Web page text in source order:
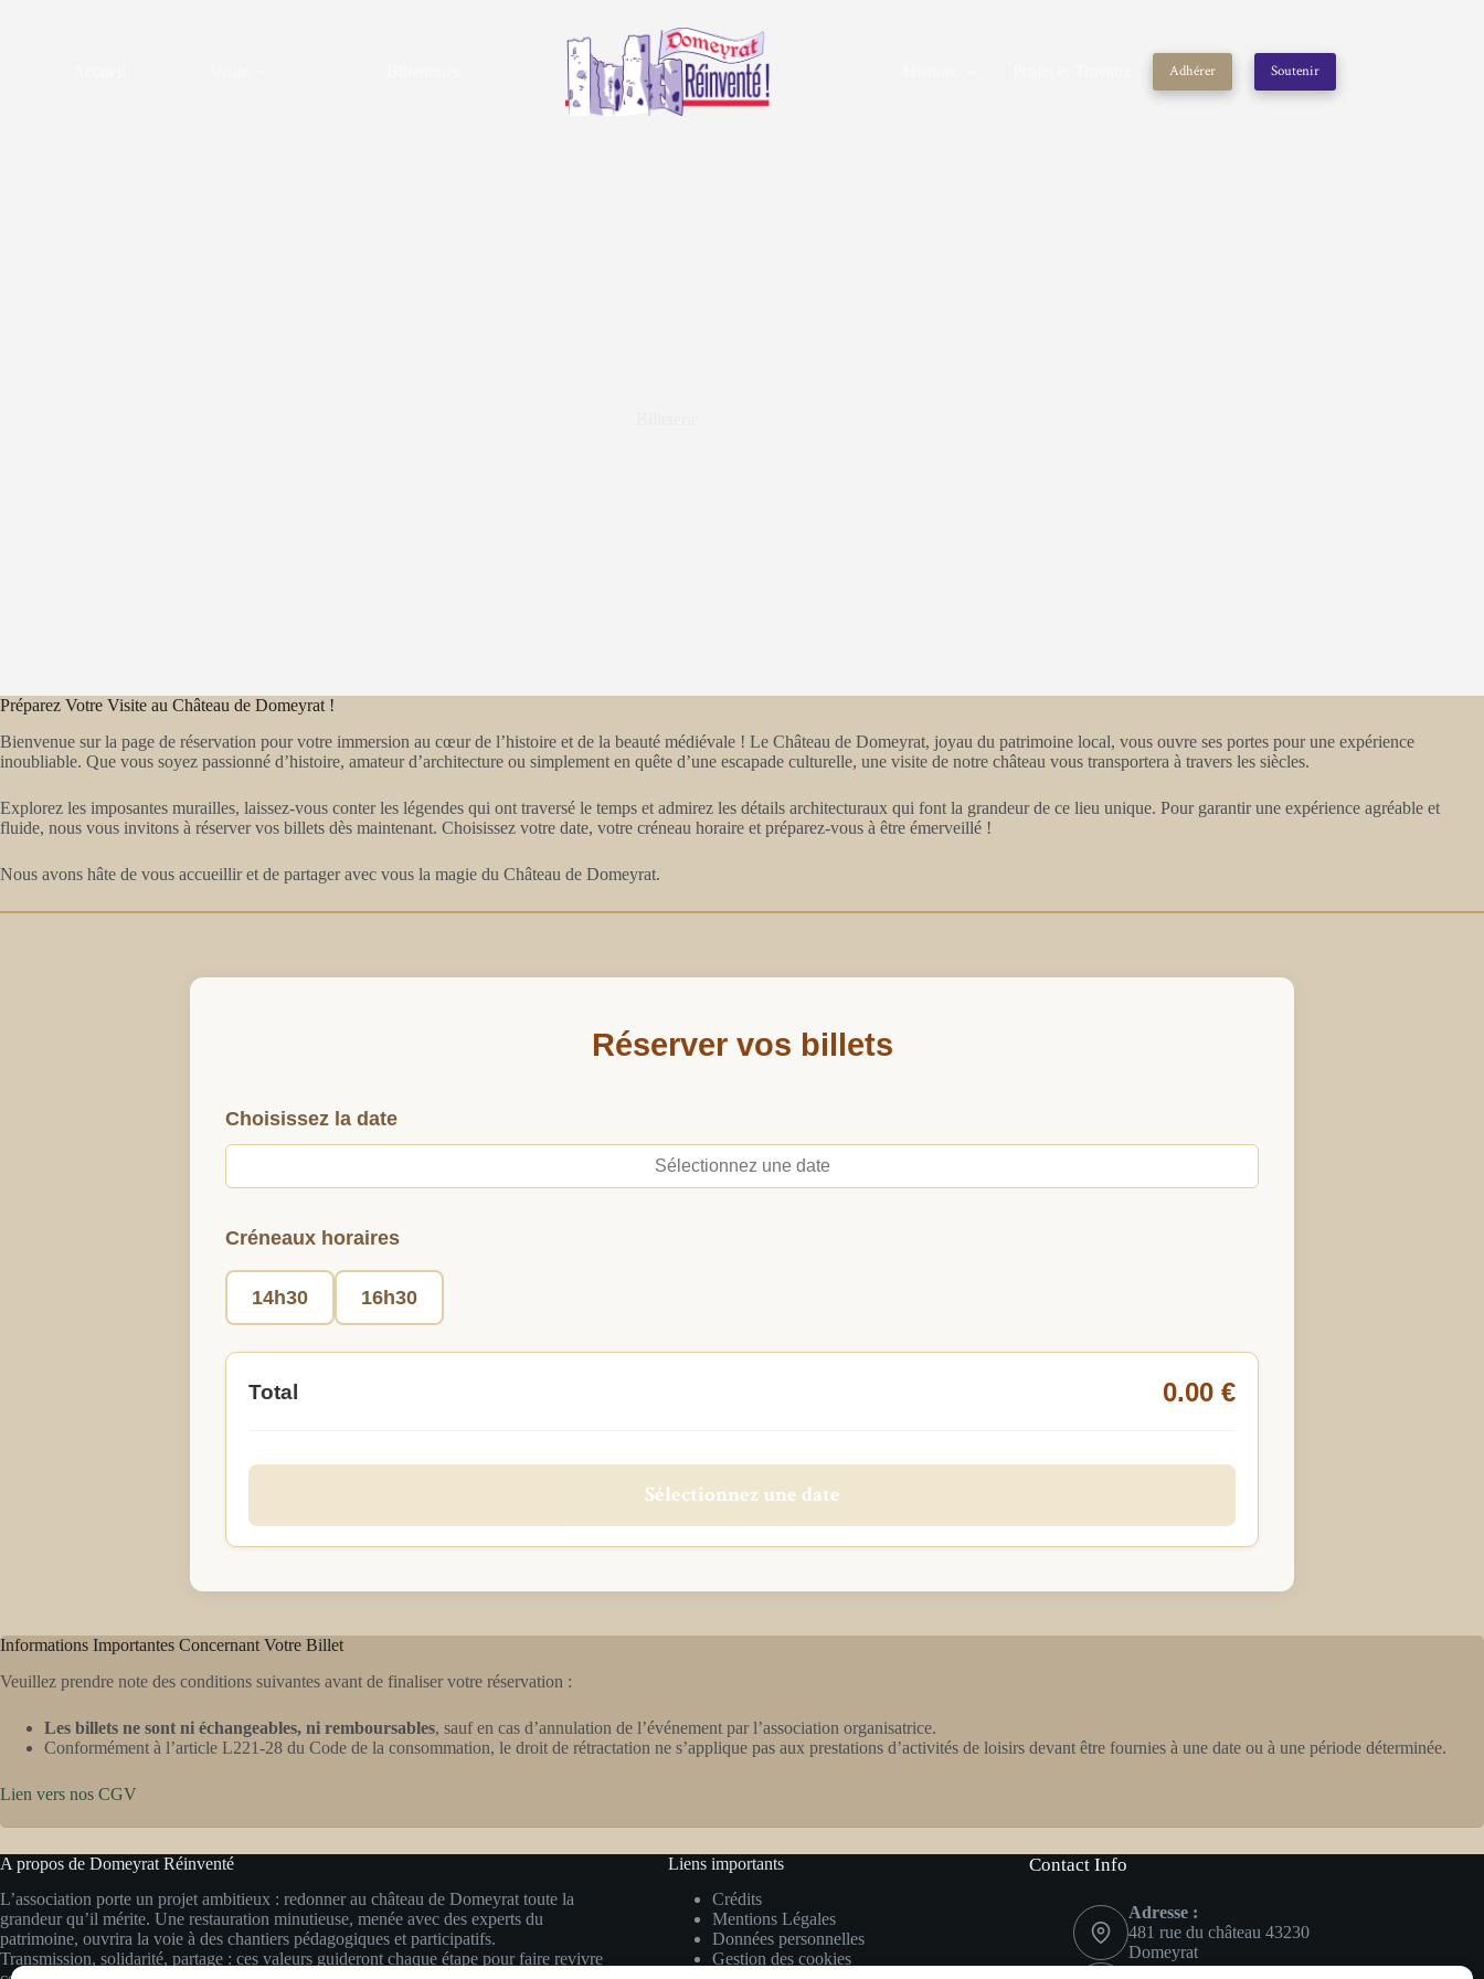
Adhérer Soutenir
Préparez Votre Visite au Château de Domeyrat !
Bienvenue sur la page de réservation pour votre immersion au cœur de l’histoire et de la beauté médiévale ! Le Château de Domeyrat, joyau du patrimoine local, vous ouvre ses portes pour une expérience
inoubliable. Que vous soyez passionné d’histoire, amateur d’architecture ou simplement en quête d’une escapade culturelle, une visite de notre château vous transportera à travers les siècles.
Explorez les imposantes murailles, laissez-vous conter les légendes qui ont traversé le temps et admirez les détails architecturaux qui font la grandeur de ce lieu unique. Pour garantir une expérience agréable et
fluide, nous vous invitons à réserver vos billets dès maintenant. Choisissez votre date, votre créneau horaire et préparez-vous à être émerveillé !
Nous avons hâte de vous accueillir et de partager avec vous la magie du Château de Domeyrat.
Réserver vos billets
Choisissez la date
Créneaux horaires
14h30 16h30
Total 0.00 €
Sélectionnez une date
Informations Importantes Concernant Votre Billet
Veuillez prendre note des conditions suivantes avant de finaliser votre réservation :
Les billets ne sont ni échangeables, ni remboursables, sauf en cas d’annulation de l’événement par l’association organisatrice.
Conformément à l’article L221-28 du Code de la consommation, le droit de rétractation ne s’applique pas aux prestations d’activités de loisirs devant être fournies à une date ou à une période déterminée.
Lien vers nos CGV
A propos de Domeyrat Réinventé
L’association porte un projet ambitieux : redonner au château de Domeyrat toute la
grandeur qu’il mérite. Une restauration minutieuse, menée avec des experts du
patrimoine, ouvrira la voie à des chantiers pédagogiques et participatifs.
Transmission, solidarité, partage : ces valeurs guideront chaque étape pour faire revivre
Liens importants
Crédits
Mentions Légales
Données personnelles
Gestion des cookies
Contact Info
Adresse :
481 rue du château 43230
Domeyrat